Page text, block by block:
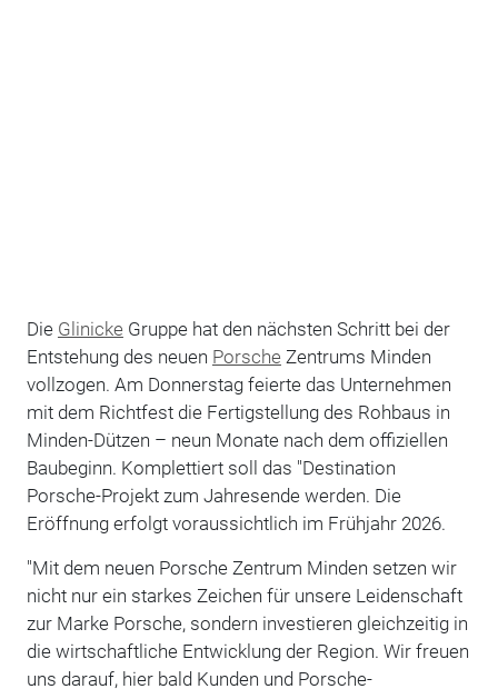
Die Glinicke Gruppe hat den nächsten Schritt bei der
Entstehung des neuen Porsche Zentrums Minden
vollzogen. Am Donnerstag feierte das Unternehmen
mit dem Richtfest die Fertigstellung des Rohbaus in
Minden-Dützen – neun Monate nach dem offiziellen
Baubeginn. Komplettiert soll das "Destination
Porsche-Projekt zum Jahresende werden. Die
Eröffnung erfolgt voraussichtlich im Frühjahr 2026.
"Mit dem neuen Porsche Zentrum Minden setzen wir
nicht nur ein starkes Zeichen für unsere Leidenschaft
zur Marke Porsche, sondern investieren gleichzeitig in
die wirtschaftliche Entwicklung der Region. Wir freuen
uns darauf, hier bald Kunden und Porsche-